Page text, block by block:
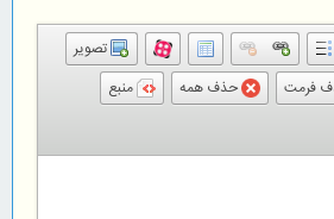
تصویر
فرمت حذف همه
منبع